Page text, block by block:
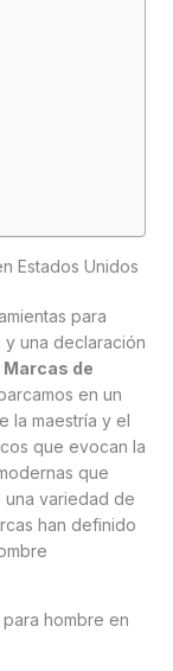
Estados Unidos
para
y una declaración
Marcas de
en un
la maestría y el
que evocan la
que
una variedad de
han definido
hombre en